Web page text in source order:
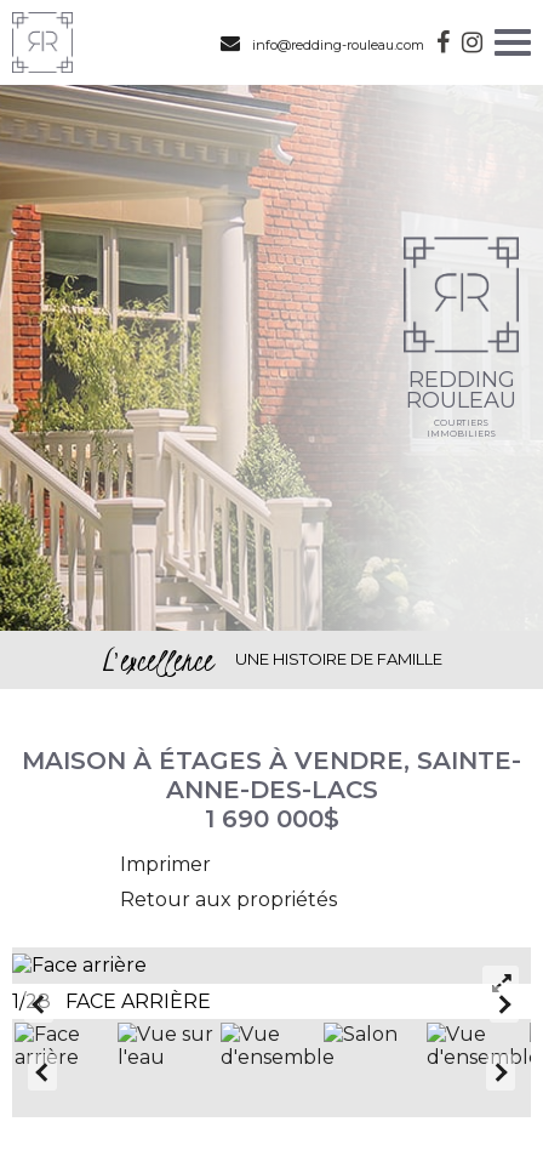
info@redding-rouleau.com
REDDING
ROULEAU
COURTIERS
IMMOBILIERS
L'excellence UNE HISTOIRE DE FAMILLE
MAISON À ÉTAGES À VENDRE, SAINTE-
ANNE-DES-LACS
1 690 000$
Imprimer
Retour aux propriétés
1/28 FACE ARRIÈRE